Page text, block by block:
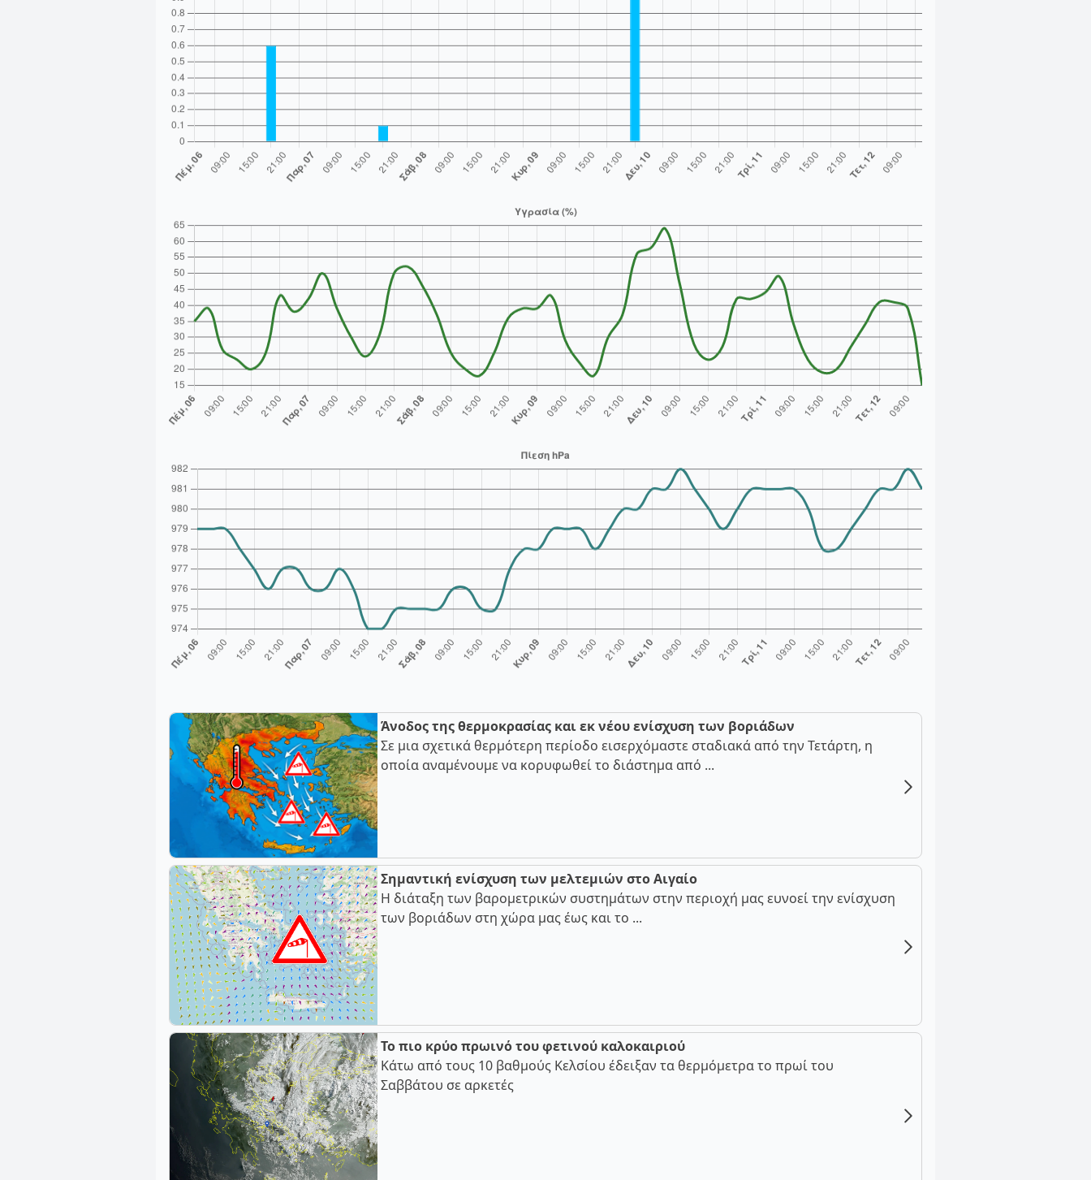
Άνοδος της θερμοκρασίας και εκ νέου ενίσχυση των βοριάδων
Σε μια σχετικά θερμότερη περίοδο εισερχόμαστε σταδιακά από την Τετάρτη, η
οποία αναμένουμε να κορυφωθεί το διάστημα από ...
Σημαντική ενίσχυση των μελτεμιών στο Αιγαίο
Η διάταξη των βαρομετρικών συστημάτων στην περιοχή μας ευνοεί την ενίσχυση
των βοριάδων στη χώρα μας έως και το ...
Το πιο κρύο πρωινό του φετινού καλοκαιριού
Κάτω από τους 10 βαθμούς Κελσίου έδειξαν τα θερμόμετρα το πρωί του
Σαββάτου σε αρκετές